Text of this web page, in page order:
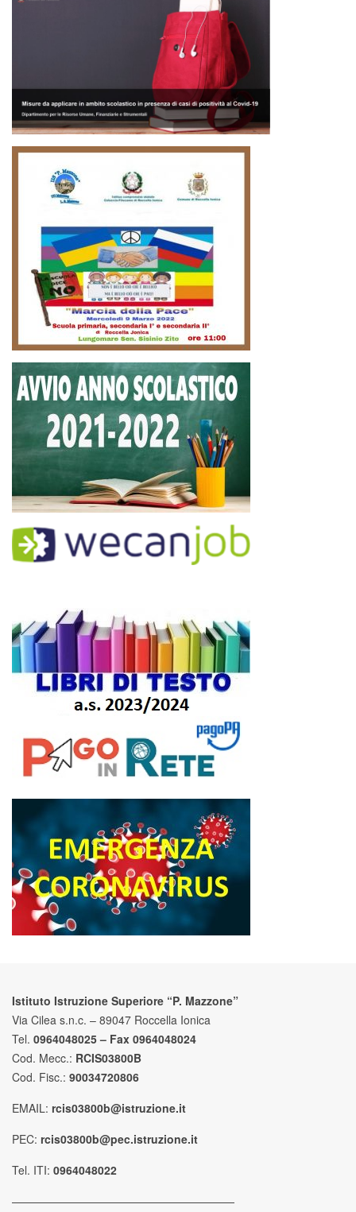
Istituto Istruzione Superiore “P. Mazzone”
Via Cilea s.n.c. – 89047 Roccella Ionica
Tel. 0964048025 – Fax 0964048024
Cod. Mecc.: RCIS03800B
Cod. Fisc.: 90034720806
EMAIL: rcis03800b@istruzione.it
PEC: rcis03800b@pec.istruzione.it
Tel. ITI: 0964048022
————————————————————